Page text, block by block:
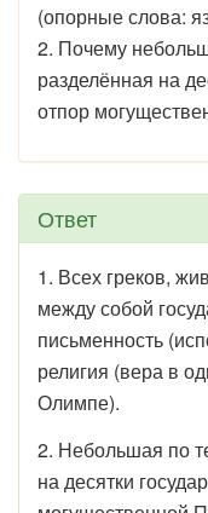
(опорные слова:
2. Почему
разделённая на
отпор
Ответ
1. Всех греков,
между собой
письменность
религия (вера в
Олимпе).
2. Небольшая по
на десятки